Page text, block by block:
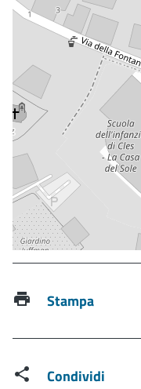
Stampa
Condividi